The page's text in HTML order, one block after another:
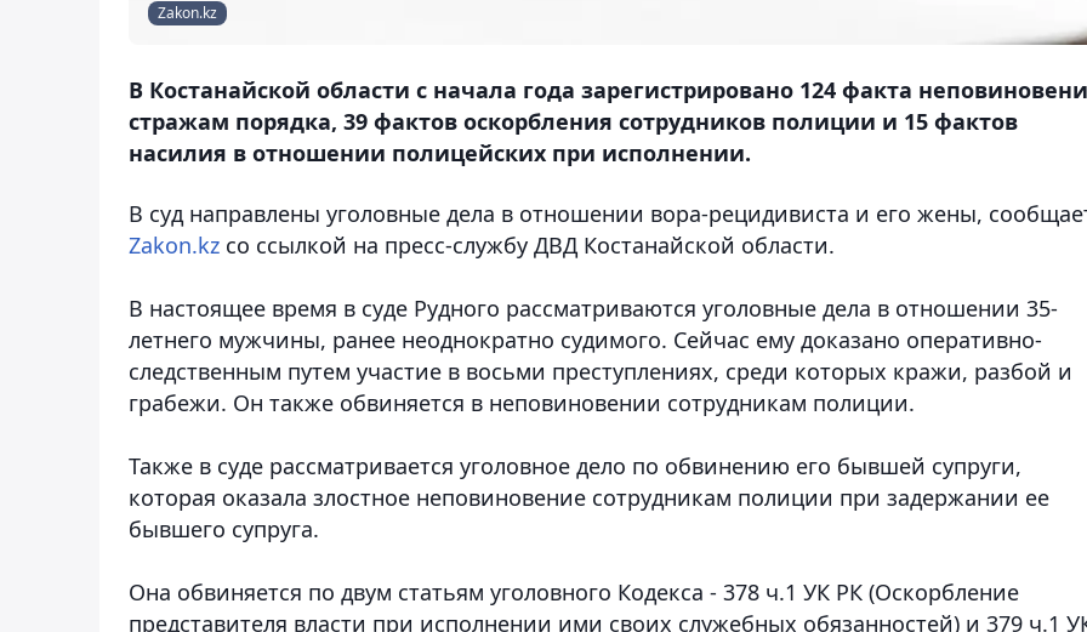
Zakon.kz
В Костанайской области с начала года зарегистрировано 124 факта
стражам порядка, 39 фактов оскорбления сотрудников полиции и 15 фактов
насилия в отношении полицейских при исполнении.
В суд направлены уголовные дела в отношении вора-рецидивиста и его жены,
Zakon.kz со ссылкой на пресс-службу ДВД Костанайской области.
В настоящее время в суде Рудного рассматриваются уголовные дела в отношении 35-
летнего мужчины, ранее неоднократно судимого. Сейчас ему доказано оперативно-
следственным путем участие в восьми преступлениях, среди которых кражи, разбой и
грабежи. Он также обвиняется в неповиновении сотрудникам полиции.
Также в суде рассматривается уголовное дело по обвинению его бывшей супруги,
которая оказала злостное неповиновение сотрудникам полиции при задержании ее
бывшего супруга.
Она обвиняется по двум статьям уголовного Кодекса - 378 ч.1 УК РК (Оскорбление
представителя власти при исполнении ими своих служебных обязанностей) и 379 ч.1